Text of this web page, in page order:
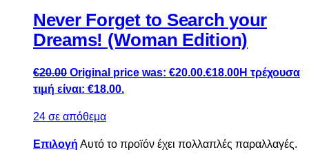
Never Forget to Search your
Dreams! (Woman Edition)
€20.00 Original price was: €20.00.€18.00Η τρέχουσα
τιμή είναι: €18.00.
24 σε απόθεμα
Επιλογή Αυτό το προϊόν έχει πολλαπλές παραλλαγές.